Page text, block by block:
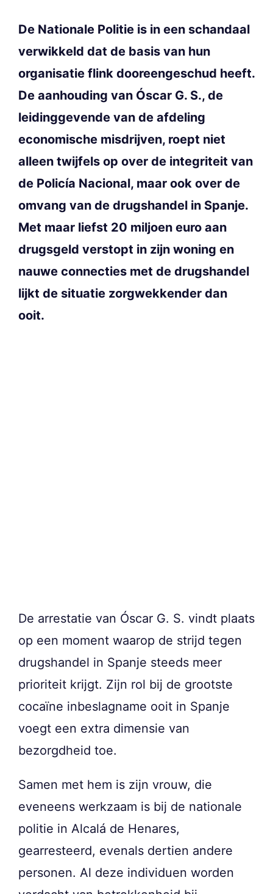
De Nationale Politie is in een schandaal
verwikkeld dat de basis van hun
organisatie flink dooreengeschud heeft.
De aanhouding van Óscar G. S., de
leidinggevende van de afdeling
economische misdrijven, roept niet
alleen twijfels op over de integriteit van
de Policía Nacional, maar ook over de
omvang van de drugshandel in Spanje.
Met maar liefst 20 miljoen euro aan
drugsgeld verstopt in zijn woning en
nauwe connecties met de drugshandel
lijkt de situatie zorgwekkender dan
ooit.
De arrestatie van Óscar G. S. vindt plaats
op een moment waarop de strijd tegen
drugshandel in Spanje steeds meer
prioriteit krijgt. Zijn rol bij de grootste
cocaïne inbeslagname ooit in Spanje
voegt een extra dimensie van
bezorgdheid toe.
Samen met hem is zijn vrouw, die
eveneens werkzaam is bij de nationale
politie in Alcalá de Henares,
gearresteerd, evenals dertien andere
personen. Al deze individuen worden